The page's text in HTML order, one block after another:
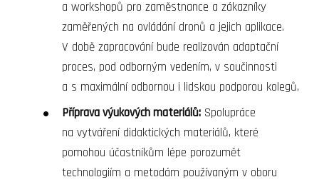
a workshopů pro zaměstnance a zákazníky
zaměřených na ovládání dronů a jejich aplikace.
V době zapracování bude realizován adaptační
proces, pod odborným vedením, v součinnosti
a s maximální odbornou i lidskou podporou kolegů.
Příprava výukových materiálů: Spolupráce
na vytváření didaktických materiálů, které
pomohou účastníkům lépe porozumět
technologiím a metodám používaným v oboru